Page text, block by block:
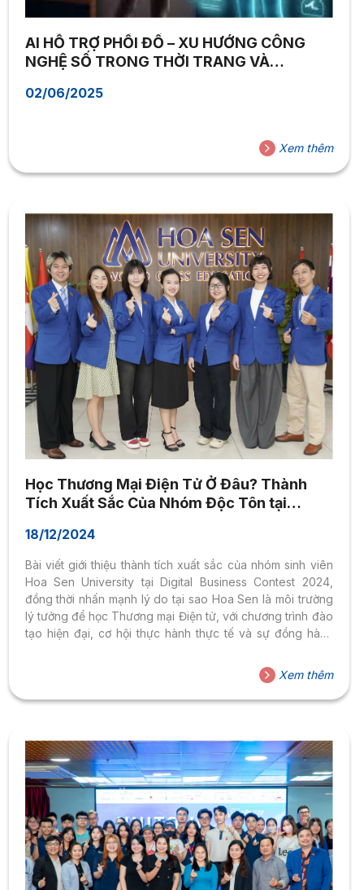
AI HỖ TRỢ PHỐI ĐỒ – XU HƯỚNG CÔNG
NGHỆ SỐ TRONG THỜI TRANG VÀ
02/06/2025
Xem thêm
Học Thương Mại Điện Tử Ở Đâu? Thành
Tích Xuất Sắc Của Nhóm Độc Tôn tại
18/12/2024
Bài viết giới thiệu thành tích xuất sắc của nhóm sinh viên
Hoa Sen University tại Digital Business Contest 2024,
đồng thời nhấn mạnh lý do tại sao Hoa Sen là môi trường
lý tưởng để học Thương mại Điện tử, với chương trình đào
tạo hiện đại, cơ hội thực hành thực tế và sự đồng hành
Xem thêm